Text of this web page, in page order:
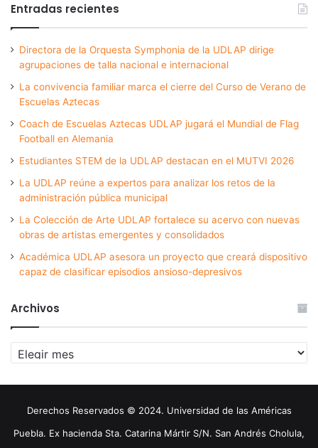
Entradas recientes
Directora de la Orquesta Symphonia de la UDLAP dirige
agrupaciones de talla nacional e internacional
La convivencia familiar marca el cierre del Curso de Verano de
Escuelas Aztecas
Coach de Escuelas Aztecas UDLAP jugará el Mundial de Flag
Football en Alemania
Estudiantes STEM de la UDLAP destacan en el MUTVI 2026
La UDLAP reúne a expertos para analizar los retos de la
administración pública municipal
La Colección de Arte UDLAP fortalece su acervo con nuevas
obras de artistas emergentes y consolidados
Académica UDLAP asesora un proyecto que creará dispositivo
capaz de clasificar episodios ansioso-depresivos
Archivos
Archivos
Derechos Reservados © 2024. Universidad de las Américas
Puebla. Ex hacienda Sta. Catarina Mártir S/N. San Andrés Cholula,